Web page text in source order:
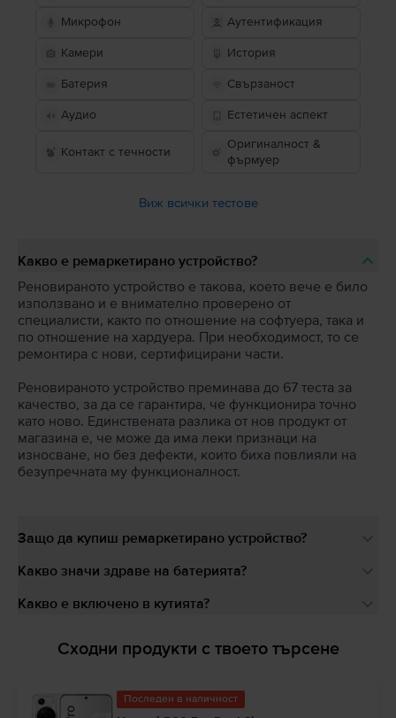
Микрофон Аутентификация
Камери История
Батерия Свързаност
Аудио Естетичен аспект
Контакт с течности
Оригиналност &
фърмуер
Виж всички тестове
Какво е ремаркетирано устройство?
Реновираното устройство е такова, което вече е било
използвано и е внимателно проверено от
специалисти, както по отношение на софтуера, така и
по отношение на хардуера. При необходимост, то се
ремонтира с нови, сертифицирани части.
Реновираното устройство преминава до 67 теста за
качество, за да се гарантира, че функционира точно
като ново. Единствената разлика от нов продукт от
магазина е, че може да има леки признаци на
износване, но без дефекти, които биха повлияли на
безупречната му функционалност.
Защо да купиш ремаркетирано устройство?
Какво значи здраве на батерията?
Какво е включено в кутията?
Сходни продукти с твоето търсене
Последен в наличност